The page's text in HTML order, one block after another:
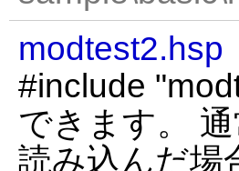
modtest2.hsp
#include
できます。
読み込んだ場